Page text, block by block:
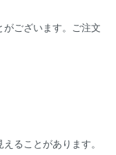
ございます。ご注文
ることがあります。